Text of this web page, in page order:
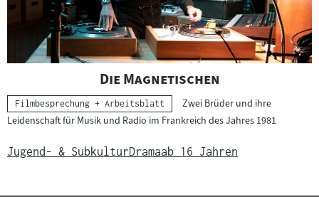
"
Die Magnetischen
Kategorie:
Filmbesprechung + Arbeitsblatt
Zwei Brüder und ihre
Leidenschaft für Musik und Radio im Frankreich des Jahres 1981
Jugend- & SubkulturDramaab 16 Jahren